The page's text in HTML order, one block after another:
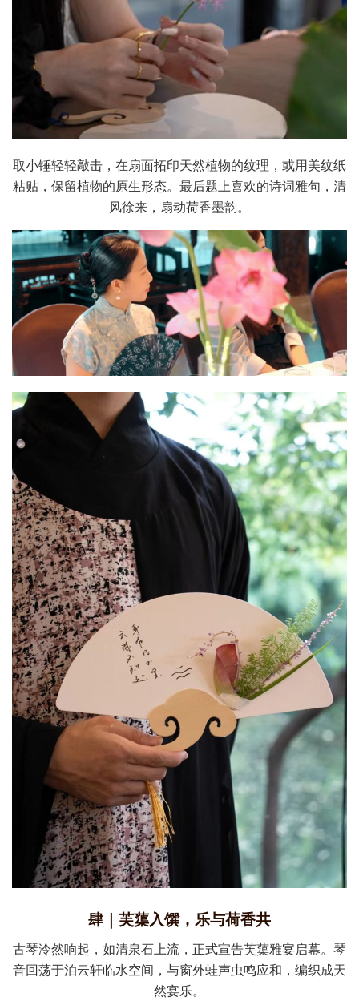
取小锤轻轻敲击，在扇面拓印天然植物的纹理，或用美纹纸
粘贴，保留植物的原生形态。最后题上喜欢的诗词雅句，清
风徐来，扇动荷香墨韵。
肆｜芙蕖入馔，乐与荷香共
古琴泠然响起，如清泉石上流，正式宣告芙蕖雅宴启幕。琴
音回荡于泊云轩临水空间，与窗外蛙声虫鸣应和，编织成天
然宴乐。